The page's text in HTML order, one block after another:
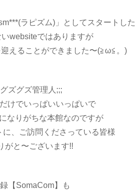
ラピズム)」としてスタートした
websiteではありますが
えることができました〜(≧ω≦。)
ズグズ管理人;;;
けでいっぱいいっぱいで
なりがちな本館なのですが
、ご訪問くださっている皆様
がと〜ございます!!
【SomaCom】も